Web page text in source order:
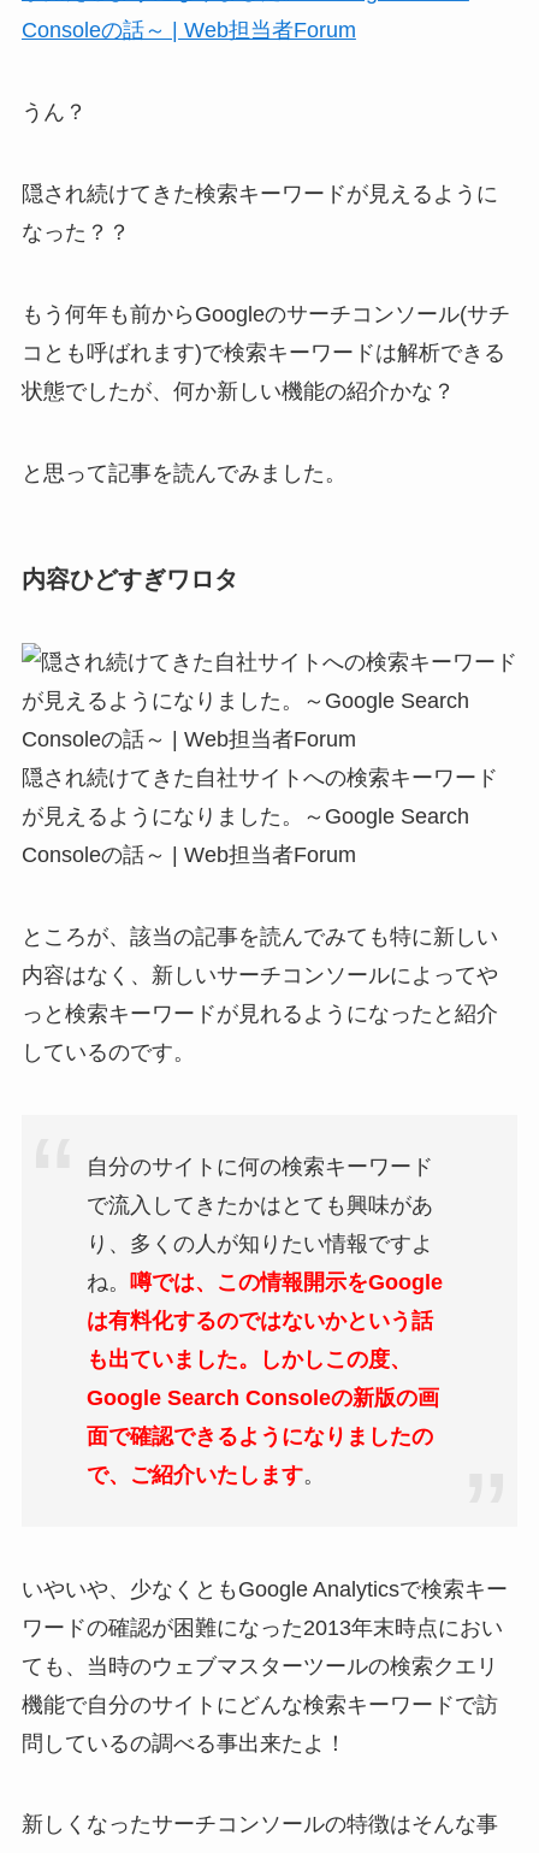
Consoleの話～ | Web担当者Forum
うん？
隠され続けてきた検索キーワードが見えるように
なった？？
もう何年も前からGoogleのサーチコンソール(サチ
コとも呼ばれます)で検索キーワードは解析できる
状態でしたが、何か新しい機能の紹介かな？
と思って記事を読んでみました。
内容ひどすぎワロタ
隠され続けてきた自社サイトへの検索キーワード
が見えるようになりました。～Google Search
Consoleの話～ | Web担当者Forum
ところが、該当の記事を読んでみても特に新しい
内容はなく、新しいサーチコンソールによってや
っと検索キーワードが見れるようになったと紹介
しているのです。
自分のサイトに何の検索キーワード
で流入してきたかはとても興味があ
り、多くの人が知りたい情報ですよ
ね。
噂では、この情報開示をGoogle
は有料化するのではないかという話
も出ていました。しかしこの度、
Google Search Consoleの新版の画
面で確認できるようになりましたの
で、ご紹介いたします。
いやいや、少なくともGoogle Analyticsで検索キー
ワードの確認が困難になった2013年末時点におい
ても、当時のウェブマスターツールの検索クエリ
機能で自分のサイトにどんな検索キーワードで訪
問しているの調べる事出来たよ！
新しくなったサーチコンソールの特徴はそんな事